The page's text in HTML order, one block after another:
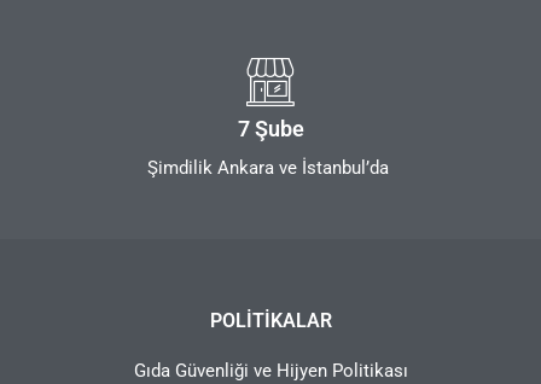
7 Şube
Şimdilik Ankara ve İstanbul’da
POLITIKALAR
Gıda Güvenliği ve Hijyen Politikası